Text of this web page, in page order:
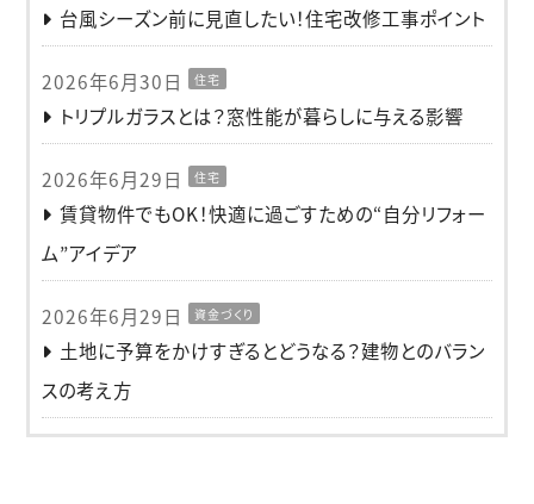
台風シーズン前に見直したい！住宅改修工事ポイント
2026年6月30日 住宅
トリプルガラスとは？窓性能が暮らしに与える影響
2026年6月29日 住宅
賃貸物件でもOK！快適に過ごすための“自分リフォー
ム”アイデア
2026年6月29日 資金づくり
土地に予算をかけすぎるとどうなる？建物とのバラン
スの考え方